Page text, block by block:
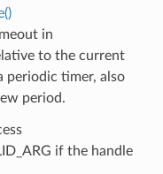
in
to the current
periodic timer, also
period.
if the handle